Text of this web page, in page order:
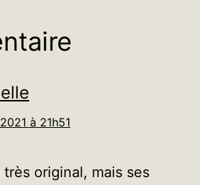
à 21h51
original, mais ses